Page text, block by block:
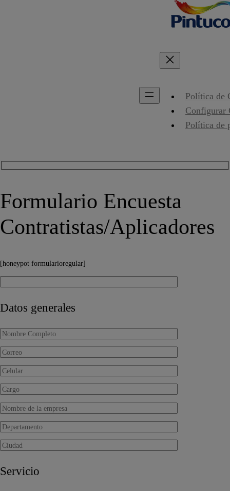
Política de
Configurar
Política de
Formulario Encuesta
Contratistas/Aplicadores
[honeypot formularioregular]
Datos generales
Servicio